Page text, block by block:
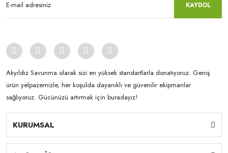
KAYDOL
Akyıldız Savunma olarak sizi en yüksek standartlarla donatıyoruz. Geniş
ürün yelpazemizle, her koşulda dayanıklı ve güvenilir ekipmanlar
sağlıyoruz. Gücünüzü artırmak için buradayız!
KURUMSAL